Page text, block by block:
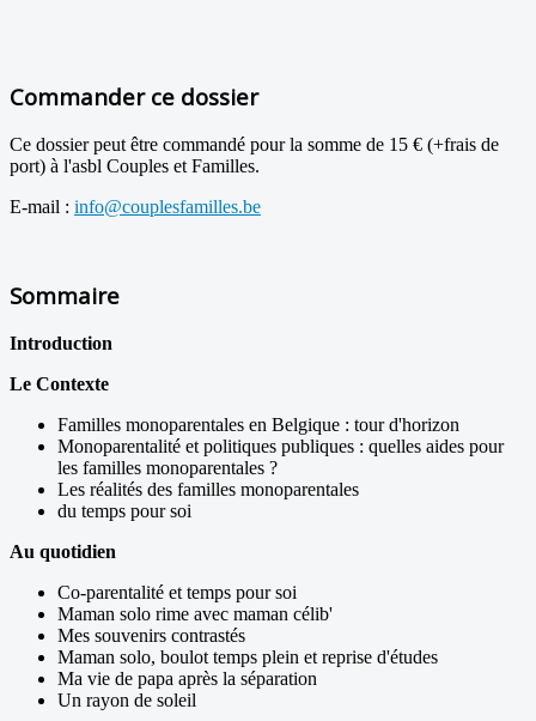
Commander ce dossier
Ce dossier peut être commandé pour la somme de 15 € (+frais de
port) à l'asbl Couples et Familles.
E-mail : info@couplesfamilles.be
Sommaire
Introduction
Le Contexte
Familles monoparentales en Belgique : tour d'horizon
Monoparentalité et politiques publiques : quelles aides pour
les familles monoparentales ?
Les réalités des familles monoparentales
du temps pour soi
Au quotidien
Co-parentalité et temps pour soi
Maman solo rime avec maman célib'
Mes souvenirs contrastés
Maman solo, boulot temps plein et reprise d'études
Ma vie de papa après la séparation
Un rayon de soleil